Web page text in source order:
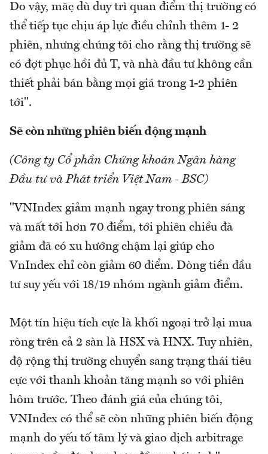
Do vậy, mặc dù duy trì quan điểm thị trường có
thể tiếp tục chịu áp lực điều chỉnh thêm 1- 2
phiên, nhưng chúng tôi cho rằng thị trường sẽ
có đợt phục hồi đủ T, và nhà đầu tư không cần
thiết phải bán bằng mọi giá trong 1-2 phiên
tới".
Sẽ còn những phiên biến động mạnh
(Công ty Cổ phần Chứng khoán Ngân hàng
Đầu tư và Phát triển Việt Nam - BSC)
"VNIndex giảm mạnh ngay trong phiên sáng
và mất tới hơn 70 điểm, tới phiên chiều đà
giảm đã có xu hướng chậm lại giúp cho
VnIndex chỉ còn giảm 60 điểm. Dòng tiền đầu
tư suy yếu với 18/19 nhóm ngành giảm điểm.
Một tín hiệu tích cực là khối ngoại trở lại mua
ròng trên cả 2 sàn là HSX và HNX. Tuy nhiên,
độ rộng thị trường chuyển sang trạng thái tiêu
cực với thanh khoản tăng mạnh so với phiên
hôm trước. Theo đánh giá của chúng tôi,
VNIndex có thể sẽ còn những phiên biến động
mạnh do yếu tố tâm lý và giao dịch arbitrage